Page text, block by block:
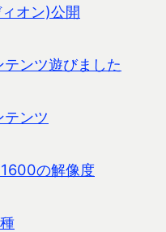
オン)公開
ンツ遊びました
ンツ
の解像度